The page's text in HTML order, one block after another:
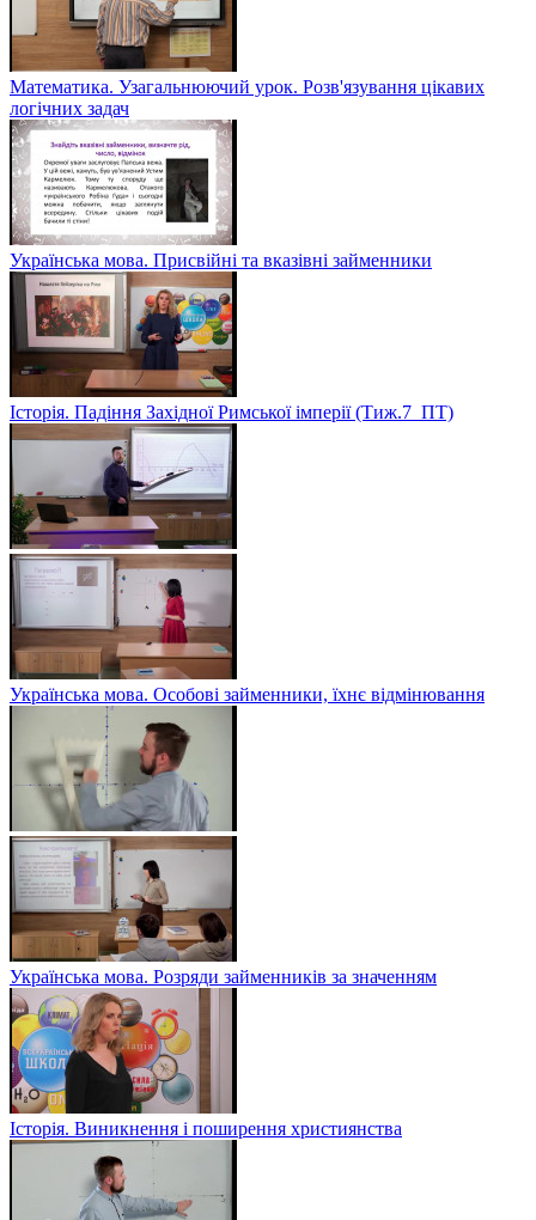
Математика. Узагальнюючий урок. Розв'язування цікавих
логічних задач
Українська мова. Присвійні та вказівні займенники
Історія. Падіння Західної Римської імперії (Тиж.7_ПТ)
Українська мова. Особові займенники, їхнє відмінювання
Українська мова. Розряди займенників за значенням
Історія. Виникнення і поширення християнства